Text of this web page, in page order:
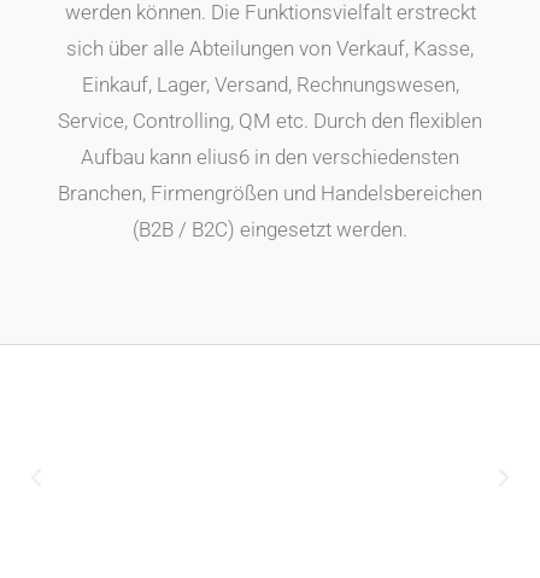
werden können. Die Funktionsvielfalt erstreckt
sich über alle Abteilungen von Verkauf, Kasse,
Einkauf, Lager, Versand, Rechnungswesen,
Service, Controlling, QM etc. Durch den flexiblen
Aufbau kann elius6 in den verschiedensten
Branchen, Firmengrößen und Handelsbereichen
(B2B / B2C) eingesetzt werden.